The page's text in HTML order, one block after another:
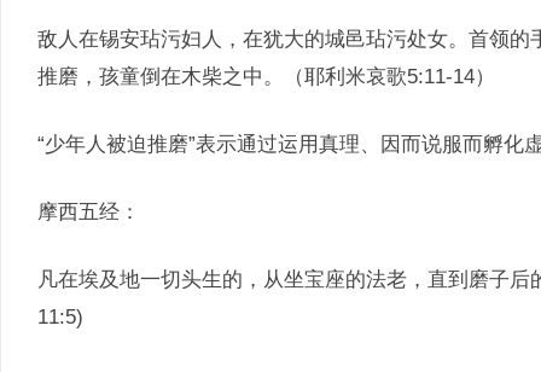
敌人在锡安玷污妇人，在犹大的城邑玷污处女。首领
推磨，孩童倒在木柴之中。（耶利米哀歌5:11-14）
“少年人被迫推磨”表示通过运用真理、因而说服而孵化
摩西五经：
凡在埃及地一切头生的，从坐宝座的法老，直到磨子
11:5)